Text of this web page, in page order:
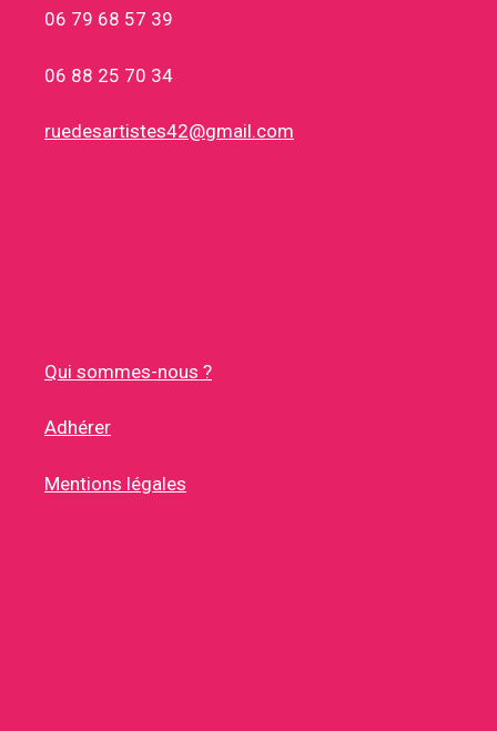
06 79 68 57 39
06 88 25 70 34
ruedesartistes42@gmail.com
Qui sommes-nous ?
Adhérer
Mentions légales